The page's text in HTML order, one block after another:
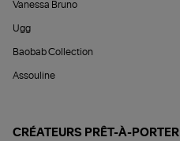
Vanessa Bruno
Ugg
Baobab Collection
Assouline
CRÉATEURS PRÊT-À-PORTER